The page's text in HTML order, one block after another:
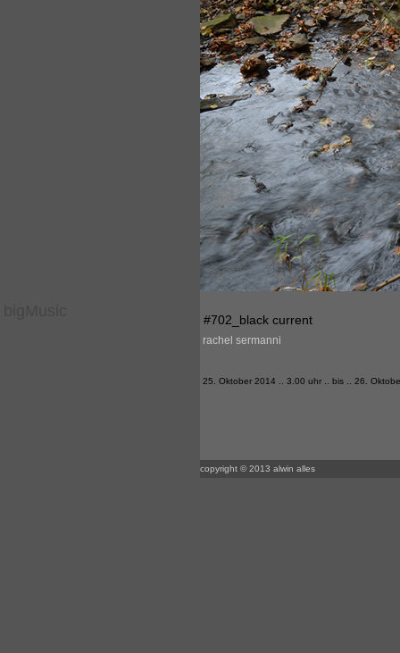
#702_black current
rachel sermanni
25. Oktober 2014 .. 3.00 uhr .. bis .. 26.
copyright © 2013 alwin alles